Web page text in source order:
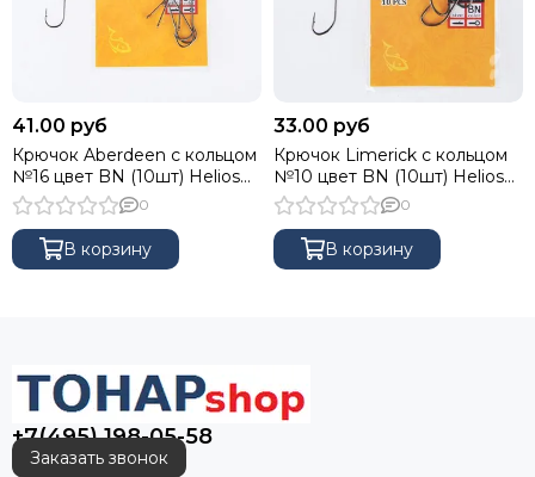
41.00 руб
Крючок Aberdeen с кольцом
№16 цвет BN (10шт) Helios
(HS-AB-BN-9968-16)
0
В корзину
33.00 руб
Крючок Limerick с кольцом
№10 цвет BN (10шт) Helios
(HS-LIM-BN-9980-10)
0
В корзину
+7(495) 198-05-58
Заказать звонок